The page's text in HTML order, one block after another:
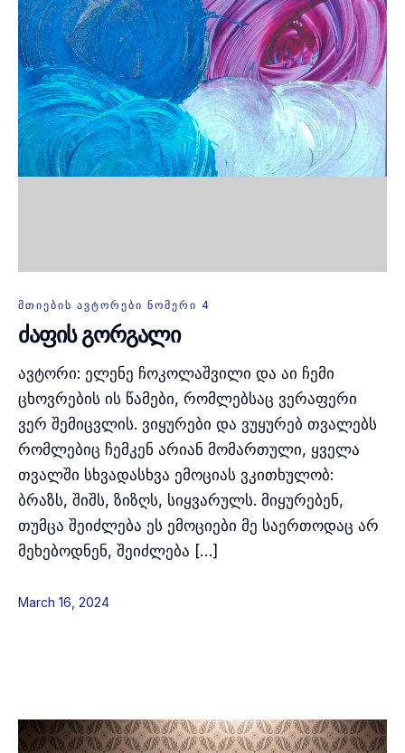
ᲛᲗᲘᲔᲑᲘᲡ ᲐᲕᲢᲝᲠᲔᲑᲘ ᲜᲝᲛᲔᲠᲘ 4
ძაფის გორგალი
ავტორი: ელენე ჩოკოლაშვილი და აი ჩემი
ცხოვრების ის წამები, რომლებსაც ვერაფერი
ვერ შემიცვლის. ვიყურები და ვუყურებ თვალებს
რომლებიც ჩემკენ არიან მომართული, ყველა
თვალში სხვადასხვა ემოციას ვკითხულობ:
ბრაზს, შიშს, ზიზღს, სიყვარულს. მიყურებენ,
თუმცა შეიძლება ეს ემოციები მე საერთოდაც არ
მეხებოდნენ, შეიძლება […]
March 16, 2024